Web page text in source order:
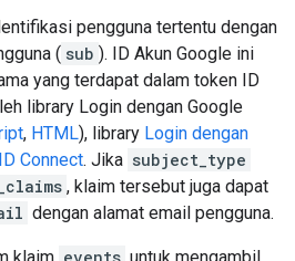
pengguna tertentu dengan
( sub ). ID Akun Google ini
yang terdapat dalam token ID
library Login dengan Google
, HTML), library Login dengan
Connect. Jika subject_type
, klaim tersebut juga dapat
dengan alamat email pengguna.